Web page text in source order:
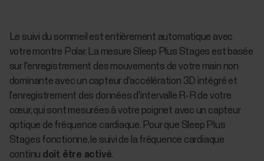
Le suivi du sommeil est entièrement automatique avec
votre montre Polar. La mesure Sleep Plus Stages est basée
sur l'enregistrement des mouvements de votre main non
dominante avec un capteur d'accélération 3D intégré et
l'enregistrement des données d'intervalle R-R de votre
cœur, qui sont mesurées à votre poignet avec un capteur
optique de fréquence cardiaque. Pour que Sleep Plus
Stages fonctionne, le suivi de la fréquence cardiaque
continu doit être activé.